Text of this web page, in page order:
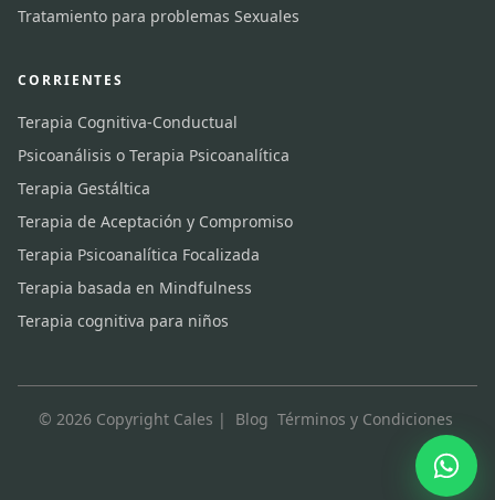
Tratamiento para problemas Sexuales
CORRIENTES
Terapia Cognitiva-Conductual
Psicoanálisis o Terapia Psicoanalítica
Terapia Gestáltica
Terapia de Aceptación y Compromiso
Terapia Psicoanalítica Focalizada
Terapia basada en Mindfulness
Terapia cognitiva para niños
© 2026 Copyright Cales | Blog Términos y Condiciones